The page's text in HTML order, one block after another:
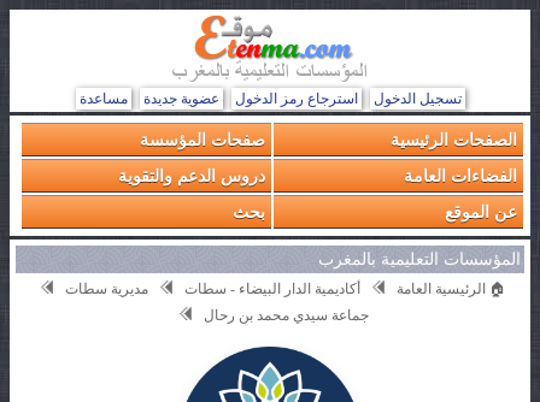
تسجيل الدخول استرجاع رمز الدخول عضوية جديدة مساعدة
الصفحات الرئيسية
صفحات المؤسسة
الفضاءات العامة
دروس الدعم والتقوية
عن الموقع
بحث
المؤسسات التعليمية بالمغرب
🏠 الرئيسية العامة أكاديمية الدار البيضاء - سطات
مديرية سطات
جماعة سيدي محمد بن رحال